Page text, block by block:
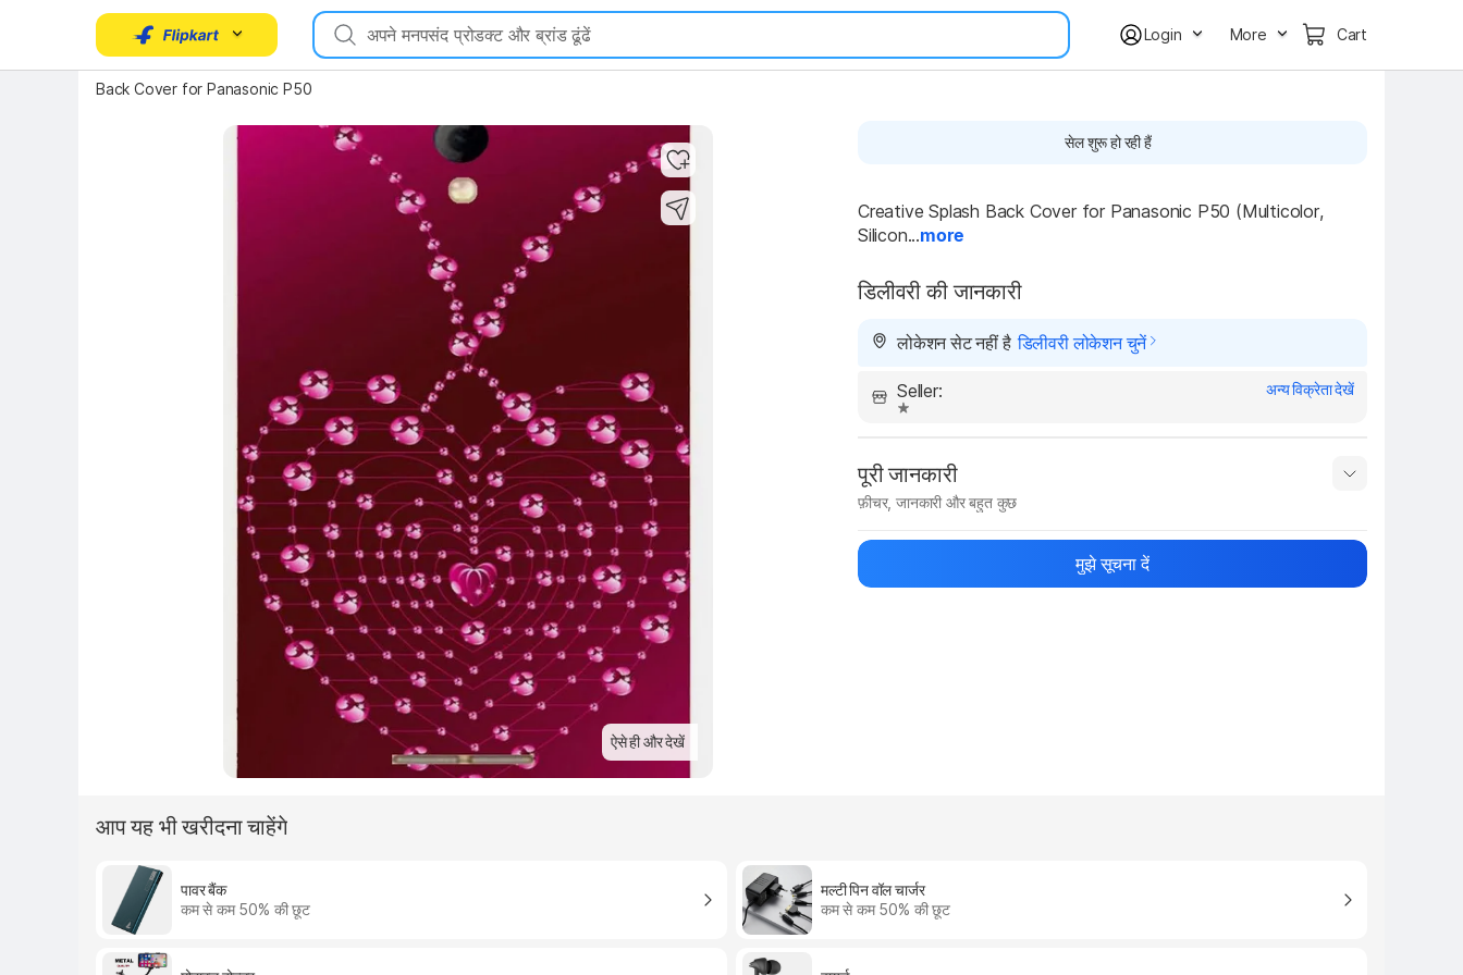
Login More Cart
Back Cover for Panasonic P50
Key Highlights
ऐसे ही और देखें
सेल शुरू हो रही हैं
Creative Splash Back Cover for Panasonic P50 (Multicolor,
Silicon...more
डिलीवरी की जानकारी
लोकेशन सेट नहीं है डिलीवरी लोकेशन चुनें
Seller: अन्य विक्रेता देखें
पूरी जानकारी
फ़ीचर, जानकारी और बहुत कुछ
Show More
मुझे सूचना दें
आप यह भी खरीदना चाहेंगे
पावर बैंक
कम से कम 50% की छूट
मल्टी पिन वॉल चार्जर
कम से कम 50% की छूट